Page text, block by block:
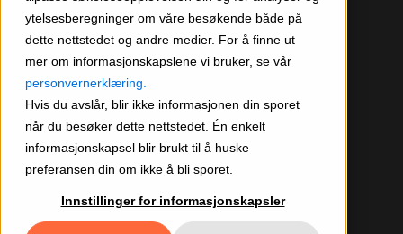
ytelsesberegninger om våre besøkende både på
dette nettstedet og andre medier. For å finne ut
mer om informasjonskapslene vi bruker, se vår
personvernerklæring.
Hvis du avslår, blir ikke informasjonen din sporet
når du besøker dette nettstedet. Én enkelt
informasjonskapsel blir brukt til å huske
preferansen din om ikke å bli sporet.
Innstillinger for informasjonskapsler